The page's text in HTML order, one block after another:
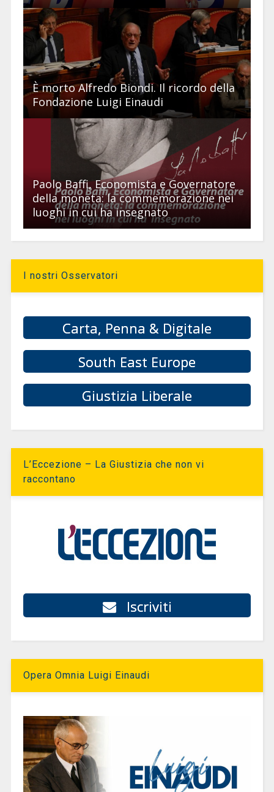
È morto Alfredo Biondi. Il ricordo della
Fondazione Luigi Einaudi
Paolo Baffi, Economista e Governatore
della moneta: la commemorazione nei
luoghi in cui ha insegnato
I nostri Osservatori
Carta, Penna & Digitale
South East Europe
Giustizia Liberale
L’Eccezione – La Giustizia che non vi
raccontano
Iscriviti
Opera Omnia Luigi Einaudi